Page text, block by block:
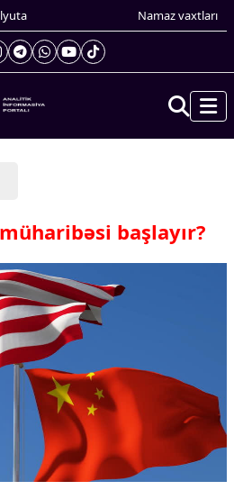
Namaz vaxtları
başlayır?